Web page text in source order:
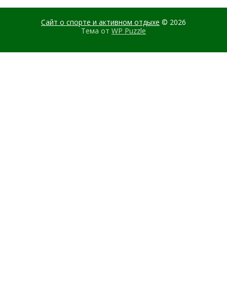
Сайт о спорте и активном отдыхе © 2026
Тема от WP Puzzle